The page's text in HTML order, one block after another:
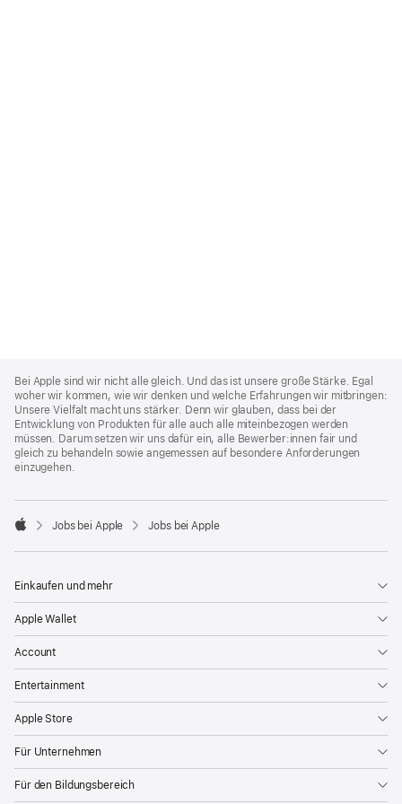
Footer
Bei Apple sind wir nicht alle gleich. Und das ist unsere große Stärke. Egal
woher wir kommen, wie wir denken und welche Erfahrungen wir mitbringen:
Unsere Vielfalt macht uns stärker. Denn wir glauben, dass bei der
Entwicklung von Produkten für alle auch alle miteinbezogen werden
müssen. Darum setzen wir uns dafür ein, alle Bewerber:innen fair und
gleich zu behandeln sowie angemessen auf besondere Anforderungen
einzugehen.

Jobs bei Apple Jobs bei Apple
Einkaufen und mehr
Apple Wallet
Account
Entertainment
Apple Store
Für Unternehmen
Für den Bildungsbereich